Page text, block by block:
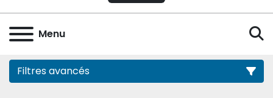
Menu
Filtres avancés